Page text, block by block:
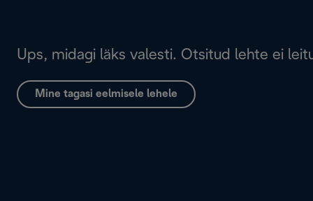
Ups, midagi läks valesti. Otsitud lehte ei
Mine tagasi eelmisele lehele